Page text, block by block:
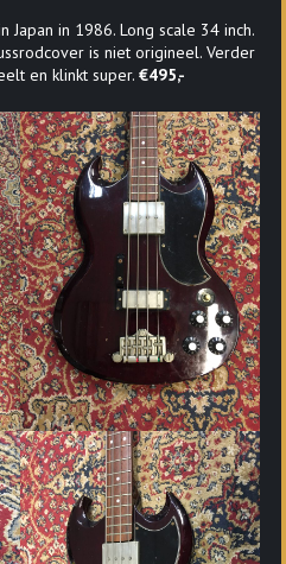
Japan in 1986. Long scale 34 inch.
is niet origineel. Verder
en klinkt super.€495,-